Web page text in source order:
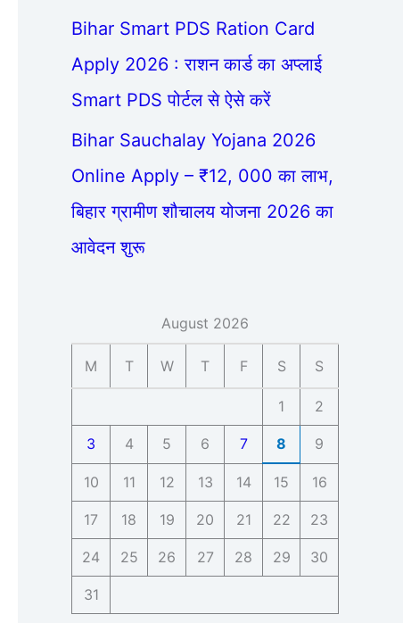
Bihar Smart PDS Ration Card
Apply 2026 : राशन कार्ड का अप्लाई
Smart PDS पोर्टल से ऐसे करें
Bihar Sauchalay Yojana 2026
Online Apply – ₹12, 000 का लाभ,
बिहार ग्रामीण शौचालय योजना 2026 का
आवेदन शुरू
August 2026
M T W T F S S
1 2
3 4 5 6 7 8 9
10 11 12 13 14 15 16
17 18 19 20 21 22 23
24 25 26 27 28 29 30
31